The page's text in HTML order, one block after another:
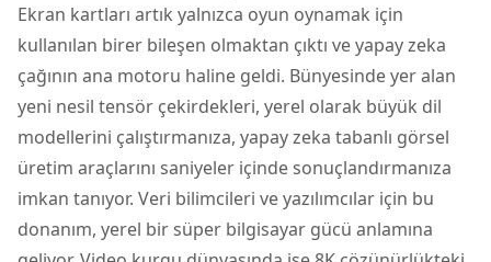
Ekran kartları artık yalnızca oyun oynamak için
kullanılan birer bileşen olmaktan çıktı ve yapay zeka
çağının ana motoru haline geldi. Bünyesinde yer alan
yeni nesil tensör çekirdekleri, yerel olarak büyük dil
modellerini çalıştırmanıza, yapay zeka tabanlı görsel
üretim araçlarını saniyeler içinde sonuçlandırmanıza
imkan tanıyor. Veri bilimcileri ve yazılımcılar için bu
donanım, yerel bir süper bilgisayar gücü anlamına